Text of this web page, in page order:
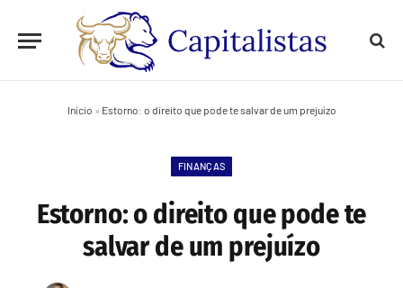
Início » Estorno: o direito que pode te salvar de um prejuízo
FINANÇAS
Estorno: o direito que pode te
salvar de um prejuízo